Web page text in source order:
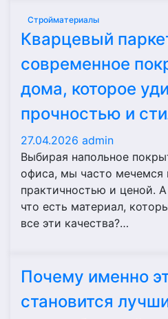
Стройматериалы
Кварцевый
современное
дома, которое
прочностью и
27.04.2026 admin
Выбирая напольное
офиса, мы часто мечемся
практичностью и ценой.
что есть материал,
все эти качества?…
Почему именно
становится